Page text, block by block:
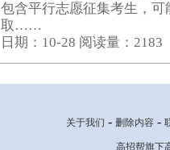
包含平行志愿征集考生，
取……
日期：10-28 阅读量：2183
关于我们 -删除内容 -
高招帮旗下